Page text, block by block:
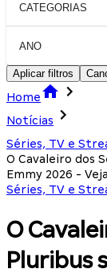
CATEGORIAS
ANO
Aplicar filtros
Home
Notícias
Séries, TV e
O Cavaleiro dos
Emmy 2026 -
Séries, TV e
O
Pluribus